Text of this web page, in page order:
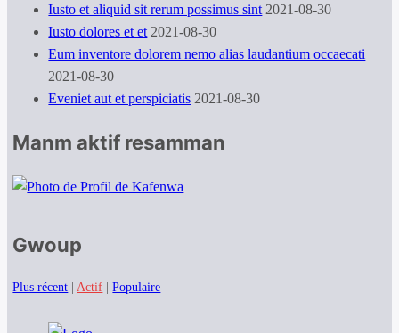
Iusto et aliquid sit rerum possimus sint 2021-08-30
Iusto dolores et et 2021-08-30
Eum inventore dolorem nemo alias laudantium occaecati
2021-08-30
Eveniet aut et perspiciatis 2021-08-30
Manm aktif resamman
Gwoup
Plus récent Actif Populaire